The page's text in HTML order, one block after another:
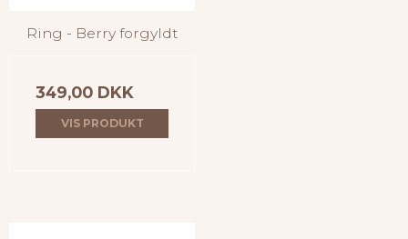
Ring - Berry forgyldt
349,00 DKK
VIS PRODUKT